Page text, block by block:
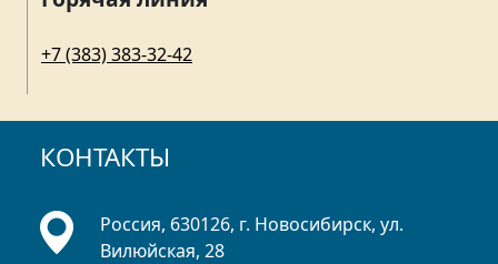
+7 (383) 383-32-42
КОНТАКТЫ
Россия, 630126, г. Новосибирск, ул.
Вилюйская, 28